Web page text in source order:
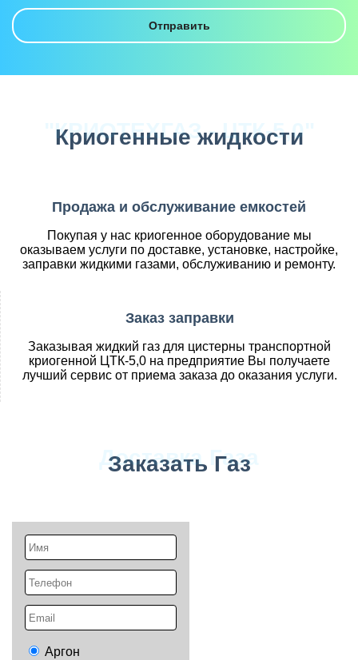
"КРИОТЕХГАЗ - ЦТК-5,0"
Криогенные жидкости
Продажа и обслуживание емкостей
Покупая у нас криогенное оборудование мы
оказываем услуги по доставке, установке, настройке,
заправки жидкими газами, обслуживанию и ремонту.
Заказ заправки
Заказывая жидкий газ для цистерны транспортной
криогенной ЦТК-5,0 на предприятие Вы получаете
лучший сервис от приема заказа до оказания услуги.
Доставка Газа
Заказать Газ
Аргон